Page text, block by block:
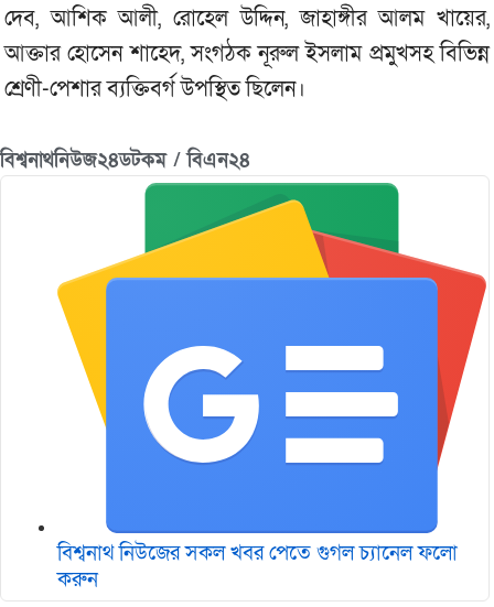
দেব, আশিক আলী, রোহেল উদ্দিন, জাহাঙ্গীর আলম খায়ের,
আক্তার হোসেন শাহেদ, সংগঠক নূরুল ইসলাম প্রমুখসহ বিভিন্ন
শ্রেণী-পেশার ব্যক্তিবর্গ উপস্থিত ছিলেন।
বিশ্বনাথনিউজ২৪ডটকম / বিএন২৪
বিশ্বনাথ নিউজের সকল খবর পেতে গুগল চ‌্যানেল ফলো
করুন